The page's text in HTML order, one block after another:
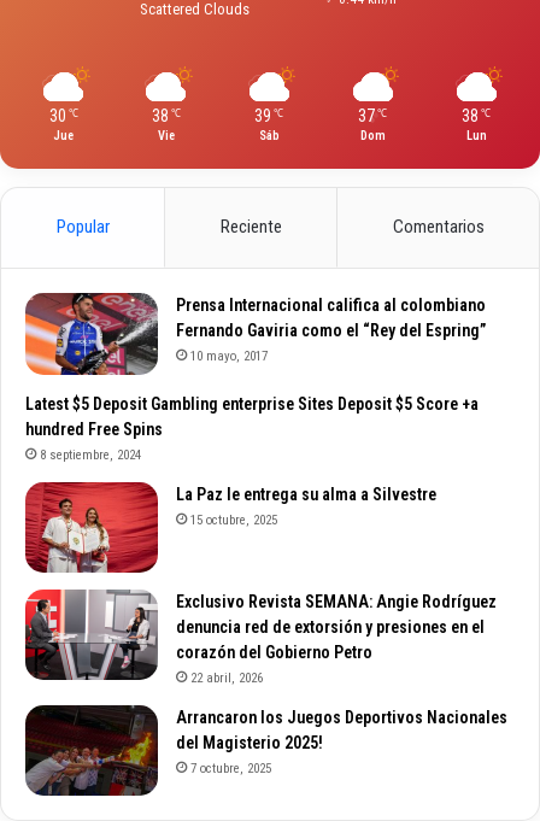
Scattered Clouds
30 ℃
Jue
38 ℃
Vie
39 ℃
Sáb
37 ℃
Dom
38 ℃
Lun
Popular Reciente Comentarios
Prensa Internacional califica al colombiano
Fernando Gaviria como el “Rey del Espring”
10 mayo, 2017
Latest $5 Deposit Gambling enterprise Sites Deposit $5 Score +a
hundred Free Spins
8 septiembre, 2024
La Paz le entrega su alma a Silvestre
15 octubre, 2025
Exclusivo Revista SEMANA: Angie Rodríguez
denuncia red de extorsión y presiones en el
corazón del Gobierno Petro
22 abril, 2026
Arrancaron los Juegos Deportivos Nacionales
del Magisterio 2025!
7 octubre, 2025